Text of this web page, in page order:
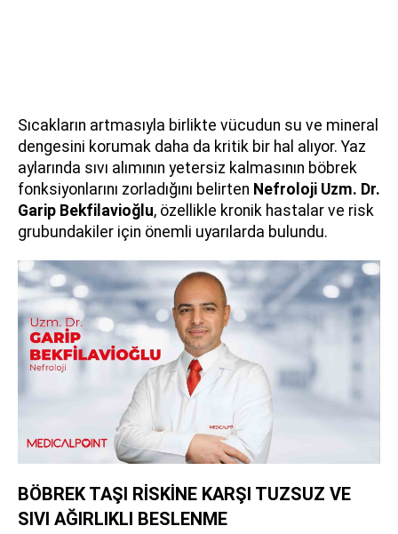
Sıcakların artmasıyla birlikte vücudun su ve mineral
dengesini korumak daha da kritik bir hal alıyor. Yaz
aylarında sıvı alımının yetersiz kalmasının böbrek
fonksiyonlarını zorladığını belirten Nefroloji Uzm. Dr.
Garip Bekfilavioğlu, özellikle kronik hastalar ve risk
grubundakiler için önemli uyarılarda bulundu.
BÖBREK TAŞI RİSKİNE KARŞI TUZSUZ VE
SIVI AĞIRLIKLI BESLENME